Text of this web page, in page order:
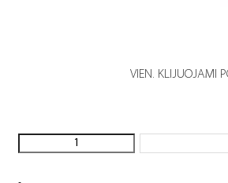
VIEN. KLIJUOJAMI